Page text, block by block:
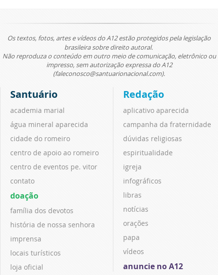
Os textos, fotos, artes e vídeos do A12 estão protegidos pela legislação
brasileira sobre direito autoral.
Não reproduza o conteúdo em outro meio de comunicação, eletrônico ou
impresso, sem autorização expressa do A12
(faleconosco@santuarionacional.com).
Santuário
academia marial
água mineral aparecida
cidade do romeiro
centro de apoio ao romeiro
centro de eventos pe. vitor
contato
doação
família dos devotos
história de nossa senhora
imprensa
locais turísticos
loja oficial
Redação
aplicativo aparecida
campanha da fraternidade
dúvidas religiosas
espiritualidade
igreja
infográficos
libras
notícias
orações
papa
vídeos
anuncie no A12